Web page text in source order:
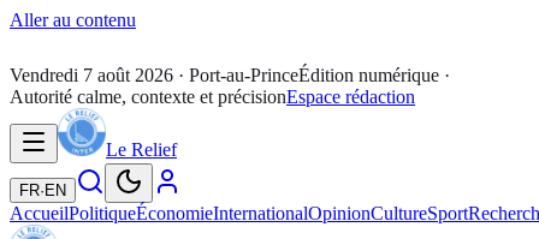
Aller au contenu
Vendredi 7 août 2026 · Port-au-PrinceÉdition numérique ·
Autorité calme, contexte et précisionEspace rédaction
Le Relief
FR· EN
AccueilPolitiqueÉconomieInternationalOpinionCultureSport